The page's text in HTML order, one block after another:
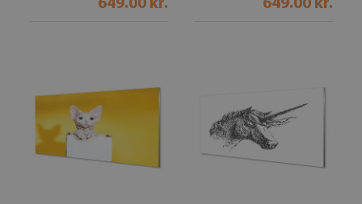
649.00 kr. 649.00 kr.